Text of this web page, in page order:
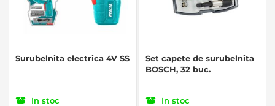
Surubelnita electrica 4V SS
In stoc
Set capete de surubelnita
BOSCH, 32 buc.
In stoc